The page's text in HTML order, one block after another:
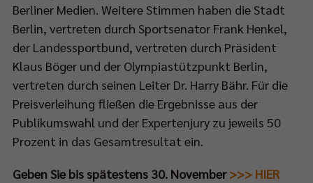
Berliner Medien. Weitere Stimmen haben die Stadt
Berlin, vertreten durch Sportsenator Frank Henkel,
der Landessportbund, vertreten durch Präsident
Klaus Böger und der Olympiastützpunkt Berlin,
vertreten durch seinen Leiter Dr. Harry Bähr. Für die
Preisverleihung fließen die Ergebnisse aus der
Publikumswahl und der Expertenjury zu jeweils 50
Prozent in das Gesamtresultat ein.
Geben Sie bis spätestens 30. November>>> HIER